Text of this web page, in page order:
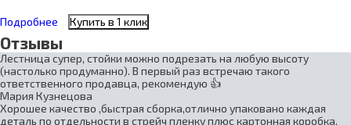
Подробнее Купить в 1 клик
Отзывы
Лестница супер, стойки можно подрезать на любую высоту
(настолько продуманно). В первый раз встречаю такого
ответственного продавца, рекомендую 👍
Мария Кузнецова
Хорошее качество ,быстрая сборка,отлично упаковано каждая
деталь по отдельности в стрейч пленку плюс картонная коробка.